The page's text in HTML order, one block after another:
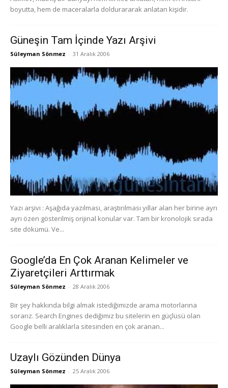
boyutta, hem de maceralarla doldurararak anlatan kişidir.
Güneşin Tam İçinde Yazı Arşivi
Süleyman Sönmez - 31 Aralık 2006
Yazı arşivi : Aşağıda yazılması, araştırılması yıllar alan her birine ayrı
ayrı özen gösterilmiş orijinal konular var. Tam bir kronolojik sırada
site dökümü. Ve...
Google’da En Çok Aranan Kelimeler ve
Ziyaretçileri Arttırmak
Süleyman Sönmez - 28 Aralık 2006
Bir şey hakkında bilgi almak istediğimizde arama motorlarına
sorarız. Search Engines dediğimiz bu sitelerin en güçlüsü olan
Google belli aralıklarla sitesinden en çok aranan...
Uzaylı Gözünden Dünya
Süleyman Sönmez - 25 Aralık 2006